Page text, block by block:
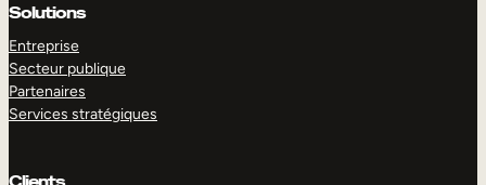
Solutions
Entreprise
Secteur publique
Partenaires
Services stratégiques